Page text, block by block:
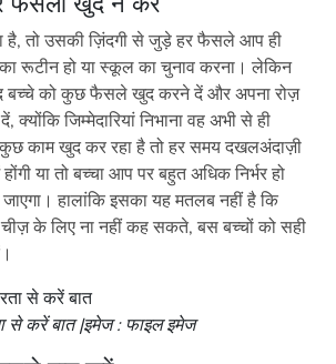
है, तो उसकी ज़िंदगी से जुड़े हर फैसले आप ही
रूटीन हो या स्कूल का चुनाव करना। लेकिन
बच्चे को कुछ फैसले खुद करने दें और अपना रोज़
जिम्मेदारियां निभाना वह अभी से ही
काम खुद कर रहा है तो हर समय दखलअंदाज़ी
या तो बच्चा आप पर बहुत अधिक निर्भर हो
जाएगा। हालांकि इसका यह मतलब नहीं है कि
के लिए ना नहीं कह सकते, बस बच्चों को सही
से करें बात |इमेज : फाइल इमेज